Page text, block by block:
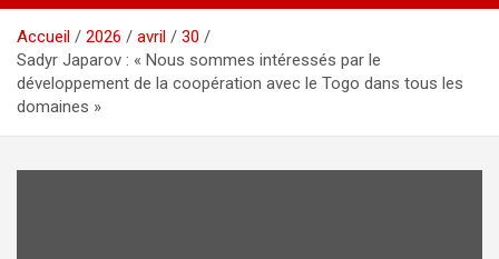
Accueil 2026 avril
30
Sadyr Japarov : « Nous sommes intéressés par le
développement de la coopération avec le Togo dans tous les
domaines »